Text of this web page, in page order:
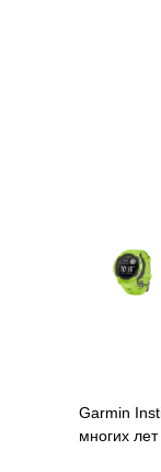
Garmin
многих